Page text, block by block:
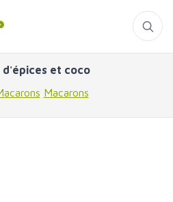
d'épices et coco
Macarons